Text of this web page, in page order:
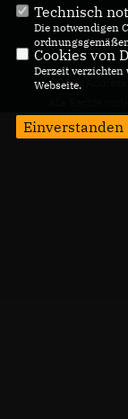
CDU
@2026 Andreas
Technisch
Die notwendigen
Cookies von
Derzeit
Webseite.
Einverstanden